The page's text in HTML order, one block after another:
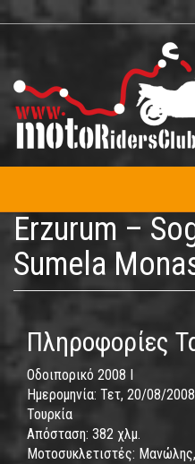
Παράκαμψη
προς
κυρίως
περιεχόμενο
Erzurum –
Sumela
Πληροφορίες
Οδοιπορικό 2008 I
Ημερομηνία: Τετ, 20/08/2008
Τουρκία
Απόσταση: 382 χλμ.
Μοτοσυκλετιστές: